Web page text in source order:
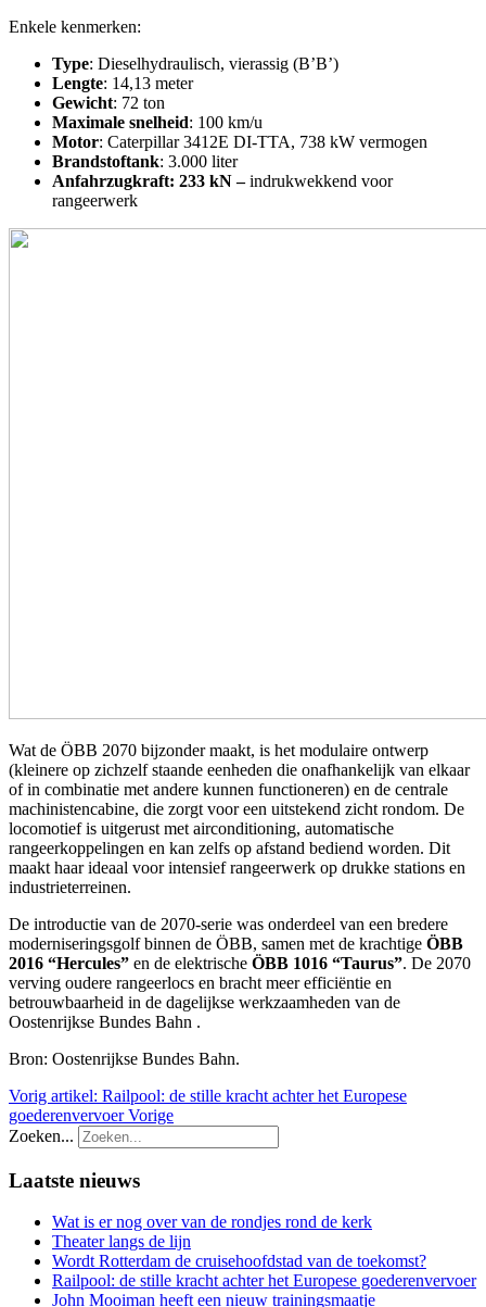
Enkele kenmerken:
Type: Dieselhydraulisch, vierassig (B’B’)
Lengte: 14,13 meter
Gewicht: 72 ton
Maximale snelheid: 100 km/u
Motor: Caterpillar 3412E DI-TTA, 738 kW vermogen
Brandstoftank: 3.000 liter
Anfahrzugkraft: 233 kN –indrukwekkend voor
rangeerwerk
Wat de ÖBB 2070 bijzonder maakt, is het modulaire ontwerp
(kleinere op zichzelf staande eenheden die onafhankelijk van elkaar
of in combinatie met andere kunnen functioneren) en de centrale
machinistencabine, die zorgt voor een uitstekend zicht rondom. De
locomotief is uitgerust met airconditioning, automatische
rangeerkoppelingen en kan zelfs op afstand bediend worden. Dit
maakt haar ideaal voor intensief rangeerwerk op drukke stations en
industrieterreinen.
De introductie van de 2070-serie was onderdeel van een bredere
moderniseringsgolf binnen de ÖBB, samen met de krachtige ÖBB
2016 “Hercules” en de elektrische ÖBB 1016 “Taurus”. De 2070
verving oudere rangeerlocs en bracht meer efficiëntie en
betrouwbaarheid in de dagelijkse werkzaamheden van de
Oostenrijkse Bundes Bahn .
Bron: Oostenrijkse Bundes Bahn.
Vorig artikel: Railpool: de stille kracht achter het Europese
goederenvervoerVorige
Zoeken...
Laatste nieuws
Wat is er nog over van de rondjes rond de kerk
Theater langs de lijn
Wordt Rotterdam de cruisehoofdstad van de toekomst?
Railpool: de stille kracht achter het Europese goederenvervoer
John Mooiman heeft een nieuw trainingsmaatje